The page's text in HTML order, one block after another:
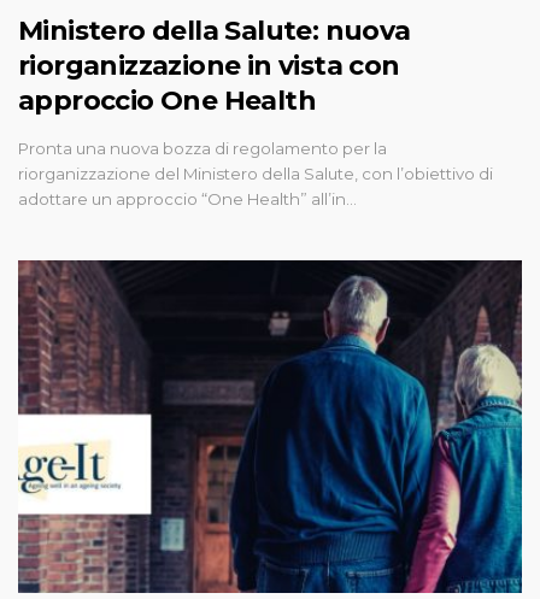
Ministero della Salute: nuova
riorganizzazione in vista con
approccio One Health
Pronta una nuova bozza di regolamento per la
riorganizzazione del Ministero della Salute, con l’obiettivo di
adottare un approccio “One Health” all’in…